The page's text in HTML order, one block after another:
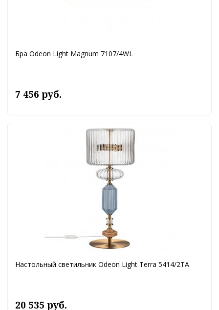
Бра Odeon Light Magnum 7107/4WL
7 456 руб.
Настольный светильник Odeon Light Terra 5414/2TA
20 535 руб.